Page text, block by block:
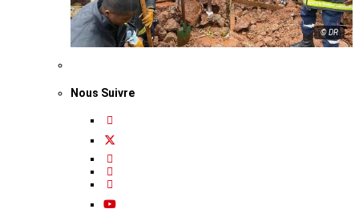
© DR
Nous Suivre